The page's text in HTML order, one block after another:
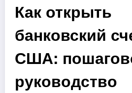
Как открыть
банковский
США:
руководство